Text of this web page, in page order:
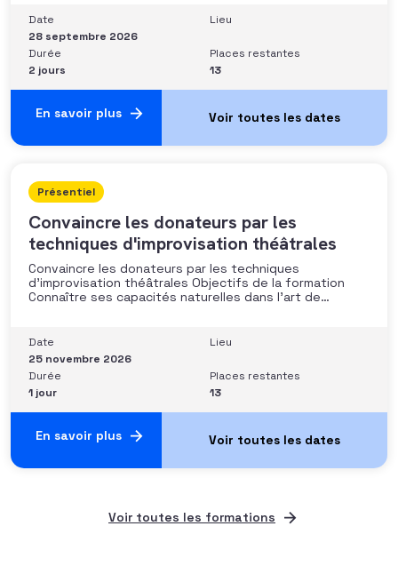
parties prenantes• Construire un argumentaire
personnalisé et piloter le parcours
Date
28 septembre 2026
Lieu
Durée
2 jours
Places restantes
13
En savoir plus
Présentiel
Convaincre les donateurs par les
techniques d'improvisation théâtrales
Convaincre les donateurs par les techniques
d’improvisation théâtrales Objectifs de la formation
Connaître ses capacités naturelles dans l’art de
conviction et sur quoi elle se fonde (mots, attitude, …),
quelle est sa situation de
Date
25 novembre 2026
Lieu
Durée
1 jour
Places restantes
13
En savoir plus
Voir toutes les formations